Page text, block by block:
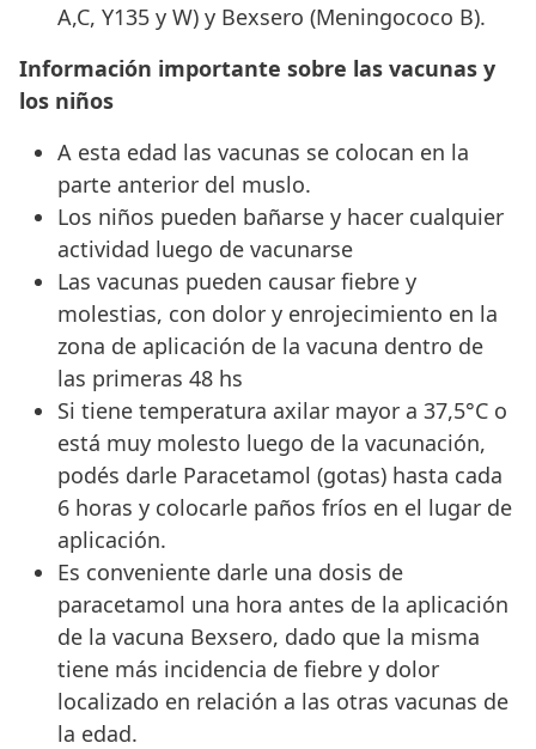
A,C, Y135 y W) y Bexsero (Meningococo B).
Información importante sobre las vacunas y
los niños
A esta edad las vacunas se colocan en la
parte anterior del muslo.
Los niños pueden bañarse y hacer cualquier
actividad luego de vacunarse
Las vacunas pueden causar fiebre y
molestias, con dolor y enrojecimiento en la
zona de aplicación de la vacuna dentro de
las primeras 48 hs
Si tiene temperatura axilar mayor a 37,5°C o
está muy molesto luego de la vacunación,
podés darle Paracetamol (gotas) hasta cada
6 horas y colocarle paños fríos en el lugar de
aplicación.
Es conveniente darle una dosis de
paracetamol una hora antes de la aplicación
de la vacuna Bexsero, dado que la misma
tiene más incidencia de fiebre y dolor
localizado en relación a las otras vacunas de
la edad.